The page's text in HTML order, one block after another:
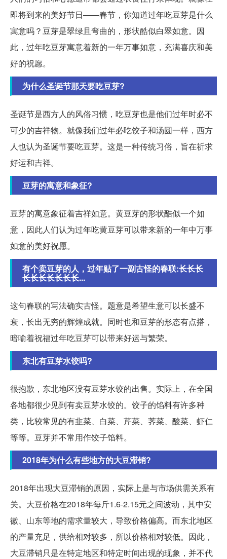
即将到来的美好节日——春节，你知道过年吃豆芽是什么
寓意吗？豆芽是翠绿且弯曲的，形状酷似白翠如意。因
此，过年吃豆芽寓意着新的一年万事如意，充满喜庆和美
好的祝愿。
为什么圣诞节那天要吃豆芽?
圣诞节是西方人的风俗习惯，吃豆芽也是他们过年时必不
可少的吉祥物。就像我们过年必吃饺子和汤圆一样，西方
人也认为圣诞节要吃豆芽。这是一种传统习俗，旨在祈求
好运和吉祥。
豆芽的寓意和象征?
豆芽的寓意象征着吉祥如意。黄豆芽的形状酷似一个如
意，因此人们认为过年吃黄豆芽可以带来新的一年中万事
如意的美好祝愿。
有个卖豆芽的人，过年贴了一副古怪的春联:长长长
长长长长长长长...
这句春联的写法确实古怪。题意是希望生意可以长盛不
衰，长出无穷的辉煌成就。同时也和豆芽的形态有点搭，
暗喻着祝福过年吃豆芽可以带来好运与繁荣。
东北有豆芽水饺吗?
很抱歉，东北地区没有豆芽水饺的出售。实际上，在全国
各地都很少见到有卖豆芽水饺的。饺子的馅料有许多种
类，比较常见的有韭菜、白菜、芹菜、荠菜、酸菜、虾仁
等等。豆芽并不常用作饺子馅料。
2018年为什么有些地方的大豆滞销?
2018年出现大豆滞销的原因，实际上是与市场供需关系有
关。大豆价格在2018年每斤1.6-2.15元之间波动，其中安
徽、山东等地的需求量较大，导致价格偏高。而东北地区
的产量充足，供给相对较多，所以价格相对较低。因此，
大豆滞销只是在特定地区和特定时间出现的现象，并不代